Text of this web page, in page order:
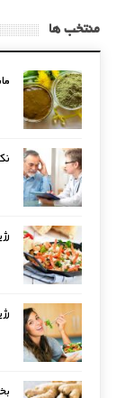
منتخب ها